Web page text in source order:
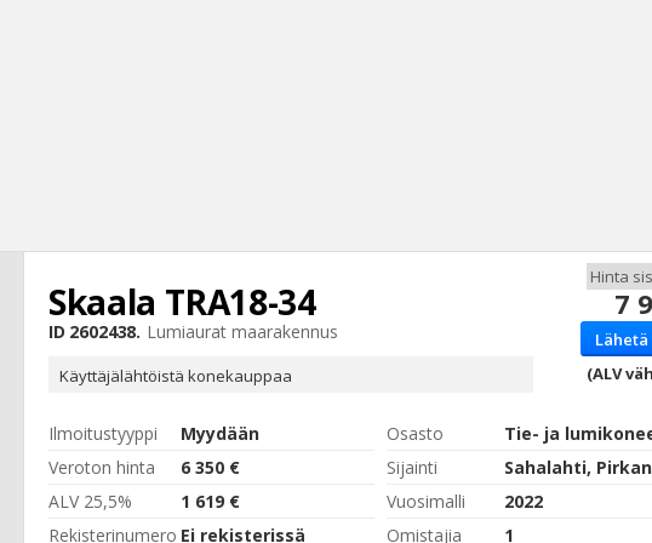
7
(ALV
Skaala TRA18-34
ID 2602438. Lumiaurat maarakennus
Käyttäjälähtöistä konekauppaa
Ilmoitustyyppi Myydään Osasto
Tie- ja
Veroton hinta
6 350 € Sijainti
Sahalahti,
ALV 25,5%
1 619 € Vuosimalli
2022
Rekisterinumero Ei rekisterissä Omistajia 1